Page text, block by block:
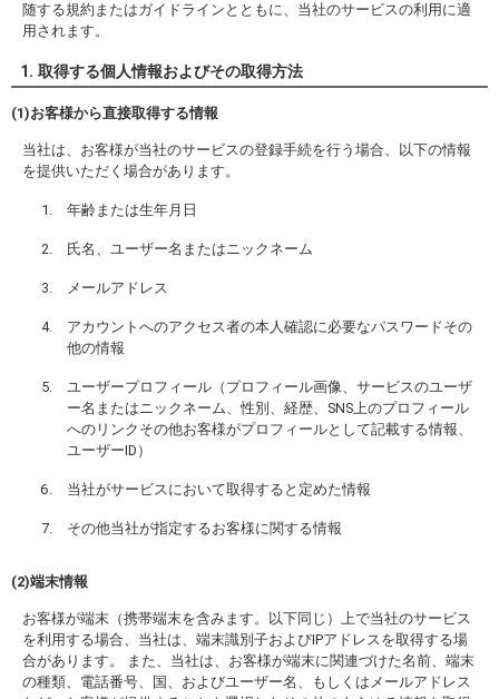
随する規約またはガイドラインとともに、当社のサービスの利用に適
用されます。
1. 取得する個人情報およびその取得方法
(1)お客様から直接取得する情報
当社は、お客様が当社のサービスの登録手続を行う場合、以下の情報
を提供いただく場合があります。
年齢または生年月日
氏名、ユーザー名またはニックネーム
メールアドレス
アカウントへのアクセス者の本人確認に必要なパスワードその
他の情報
ユーザープロフィール（プロフィール画像、サービスのユーザ
ー名またはニックネーム、性別、経歴、SNS上のプロフィール
へのリンクその他お客様がプロフィールとして記載する情報、
ユーザーID）
当社がサービスにおいて取得すると定めた情報
その他当社が指定するお客様に関する情報
(2)端末情報
お客様が端末（携帯端末を含みます。以下同じ）上で当社のサービス
を利用する場合、当社は、端末識別子およびIPアドレスを取得する場
合があります。 また、当社は、お客様が端末に関連づけた名前、端末
の種類、電話番号、国、およびユーザー名、もしくはメールアドレス